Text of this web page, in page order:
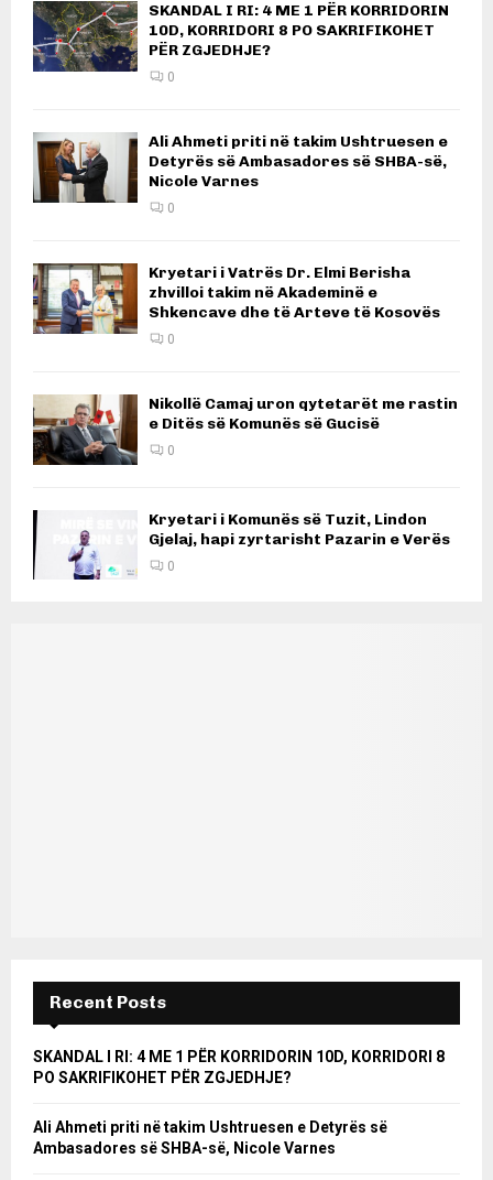
SKANDAL I RI: 4 ME 1 PËR KORRIDORIN
10D, KORRIDORI 8 PO SAKRIFIKOHET
PËR ZGJEDHJE?
0
Ali Ahmeti priti në takim Ushtruesen e
Detyrës së Ambasadores së SHBA-së,
Nicole Varnes
0
Kryetari i Vatrës Dr. Elmi Berisha
zhvilloi takim në Akademinë e
Shkencave dhe të Arteve të Kosovës
0
Nikollë Camaj uron qytetarët me rastin
e Ditës së Komunës së Gucisë
0
Kryetari i Komunës së Tuzit, Lindon
Gjelaj, hapi zyrtarisht Pazarin e Verës
0
Recent Posts
SKANDAL I RI: 4 ME 1 PËR KORRIDORIN 10D, KORRIDORI 8
PO SAKRIFIKOHET PËR ZGJEDHJE?
Ali Ahmeti priti në takim Ushtruesen e Detyrës së
Ambasadores së SHBA-së, Nicole Varnes